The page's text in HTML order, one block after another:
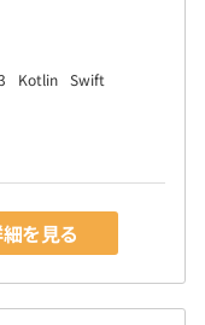
Kotlin Swift
を見る